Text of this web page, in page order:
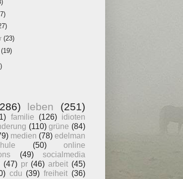
(23)
(19)
leben (251)
familie (126)
idioten
(110) grüne (84)
medien (78) edelman
(50)
online
(49)
socialmedia
(47) pr (46) arbeit (45)
cdu (39) freiheit (36)